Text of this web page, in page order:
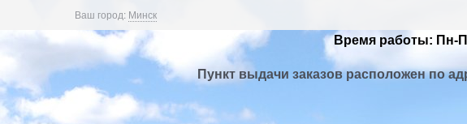
Ваш город: Минск
Время работы: Пн-
Пункт выдачи заказов расположен по